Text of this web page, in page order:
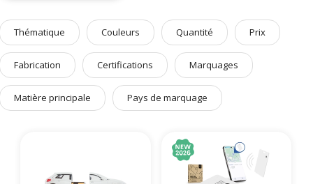
Vêtements de Travail
Parapluies & Parasols
Gourmandises
Art de la Table
Bien être & Sécurité
Thématique Couleurs Quantité Prix
Fabrication Certifications Marquages
Matière principale Pays de marquage